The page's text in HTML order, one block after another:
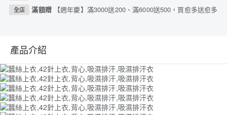
全店 滿額贈 【週年慶】滿3000送200、滿6000送500，買愈多送愈多
產品介紹